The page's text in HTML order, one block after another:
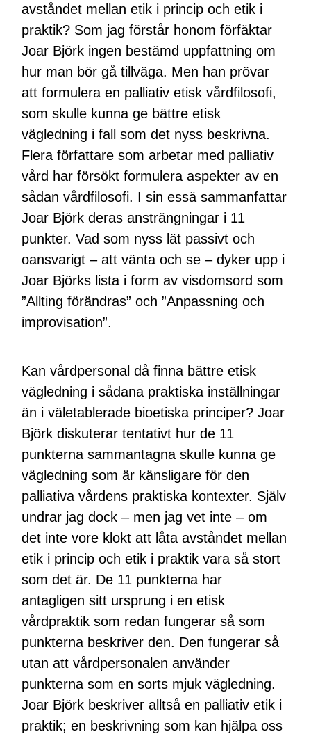
avståndet mellan etik i princip och etik i
praktik? Som jag förstår honom förfäktar
Joar Björk ingen bestämd uppfattning om
hur man bör gå tillväga. Men han prövar
att formulera en palliativ etisk vårdfilosofi,
som skulle kunna ge bättre etisk
vägledning i fall som det nyss beskrivna.
Flera författare som arbetar med palliativ
vård har försökt formulera aspekter av en
sådan vårdfilosofi. I sin essä sammanfattar
Joar Björk deras ansträngningar i 11
punkter. Vad som nyss lät passivt och
oansvarigt – att vänta och se – dyker upp i
Joar Björks lista i form av visdomsord som
”Allting förändras” och ”Anpassning och
improvisation”.
Kan vårdpersonal då finna bättre etisk
vägledning i sådana praktiska inställningar
än i väletablerade bioetiska principer? Joar
Björk diskuterar tentativt hur de 11
punkterna sammantagna skulle kunna ge
vägledning som är känsligare för den
palliativa vårdens praktiska kontexter. Själv
undrar jag dock – men jag vet inte – om
det inte vore klokt att låta avståndet mellan
etik i princip och etik i praktik vara så stort
som det är. De 11 punkterna har
antagligen sitt ursprung i en etisk
vårdpraktik som redan fungerar så som
punkterna beskriver den. Den fungerar så
utan att vårdpersonalen använder
punkterna som en sorts mjuk vägledning.
Joar Björk beskriver alltså en palliativ etik i
praktik; en beskrivning som kan hjälpa oss